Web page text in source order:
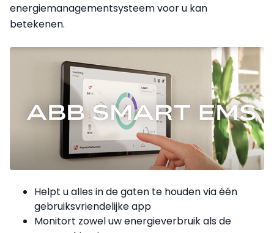
energiemanagementsysteem voor u kan
betekenen.
Helpt u alles in de gaten te houden via één
gebruiksvriendelijke app
Monitort zowel uw energieverbruik als de